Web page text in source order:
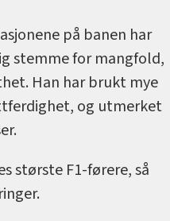
på banen har
stemme for mangfold,
Han har brukt mye
og utmerket
største F1-førere, så